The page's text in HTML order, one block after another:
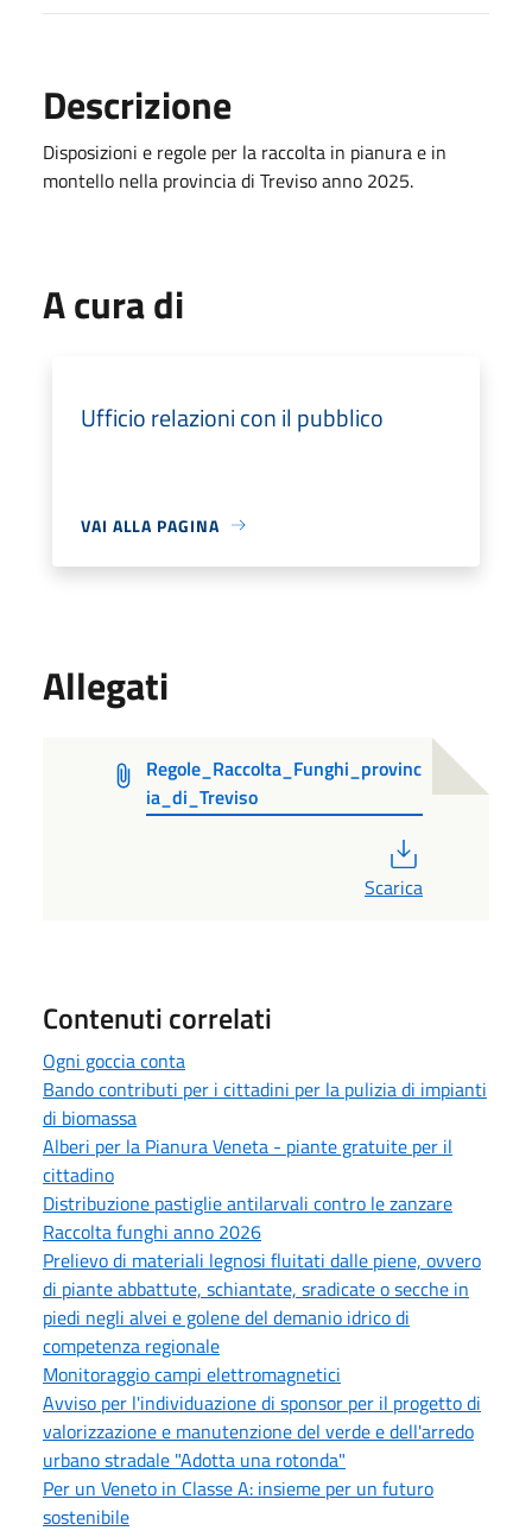
Descrizione
Disposizioni e regole per la raccolta in pianura e in
montello nella provincia di Treviso anno 2025.
A cura di
Ufficio relazioni con il pubblico
VAI ALLA PAGINA
Allegati
Regole_Raccolta_Funghi_provinc
ia_di_Treviso
Scarica
Contenuti correlati
Ogni goccia conta
Bando contributi per i cittadini per la pulizia di impianti
di biomassa
Alberi per la Pianura Veneta - piante gratuite per il
cittadino
Distribuzione pastiglie antilarvali contro le zanzare
Raccolta funghi anno 2026
Prelievo di materiali legnosi fluitati dalle piene, ovvero
di piante abbattute, schiantate, sradicate o secche in
piedi negli alvei e golene del demanio idrico di
competenza regionale
Monitoraggio campi elettromagnetici
Avviso per l'individuazione di sponsor per il progetto di
valorizzazione e manutenzione del verde e dell'arredo
urbano stradale "Adotta una rotonda"
Per un Veneto in Classe A: insieme per un futuro
sostenibile